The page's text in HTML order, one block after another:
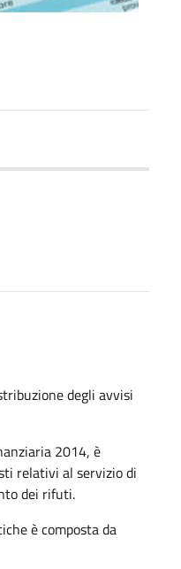
degli avvisi
2014, è
relativi al servizio di
dei rifuti.
è composta da